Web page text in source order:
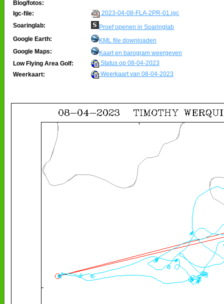
Blog/fotos:
Igc-file:
2023-04-08-FLA-2PR-01.igc
Soaringlab:
Proef openen in Soaringlab
Google Earth:
KML file downloaden
Google Maps:
Kaart en barogram weergeven
Low Flying Area Golf:
Status op 08-04-2023
Weerkaart:
Weerkaart van 08-04-2023